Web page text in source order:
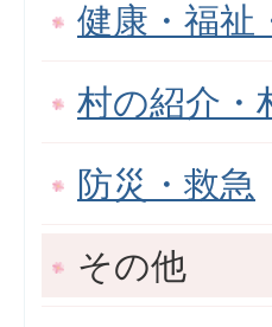
健康・福祉
村の紹介・
防災・救急
その他